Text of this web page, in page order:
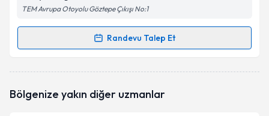
TEM Avrupa Otoyolu Göztepe Çıkışı No:1
Randevu Talep Et
Randevu Takvimi Talebi
oluşturun. Size bu uzmandan randevu almanız için bir
Bölgenize yakın diğer uzmanlar